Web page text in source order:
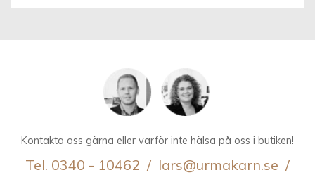
Kontakta oss gärna eller varför inte hälsa på oss i butiken!
Tel. 0340 - 10462 / lars@urmakarn.se /